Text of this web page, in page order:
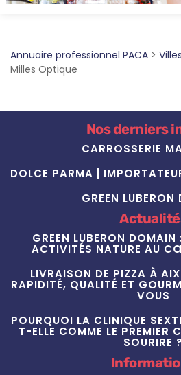
Annuaire professionnel PACA > Villes
Milles Optique
Nos derniers
CARROSSERIE
DOLCE PARMA |
GREEN LUBERON
GREEN LUBERON
ACTIVITÉS NATURE AU
LIVRAISON DE PIZZA À
RAPIDITÉ, QUALITÉ ET
VOUS
POURQUOI LA CLINIQUE
T-ELLE COMME LE PREMIER
SOURIRE ?